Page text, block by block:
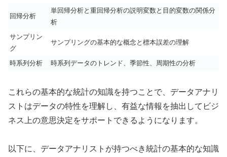
回帰分析
単回帰分析と重回帰分析の説明変数と目的変数の関係分
析
サンプリン
グ
サンプリングの基本的な概念と標本誤差の理解
時系列分析 時系列データのトレンド、季節性、周期性の分析
これらの基本的な統計の知識を持つことで、データアナリ
ストはデータの特性を理解し、有益な情報を抽出してビジ
ネス上の意思決定をサポートできるようになります。
以下に、データアナリストが持つべき統計の基本的な知識